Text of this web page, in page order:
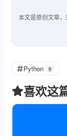
本文是原创文章，
Python 9
喜欢这